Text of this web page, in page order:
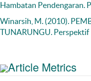
Hambatan Pendengaran.
Winarsih, M. (2010).
TUNARUNGU.
Article Metrics